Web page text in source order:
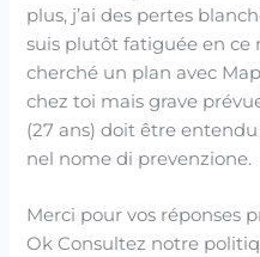
plus, j’ai des pertes
suis plutôt fatiguée en ce
cherché un plan avec
chez toi mais grave
(27 ans) doit être
nel nome di prevenzione.
Merci pour vos réponses
Ok Consultez notre